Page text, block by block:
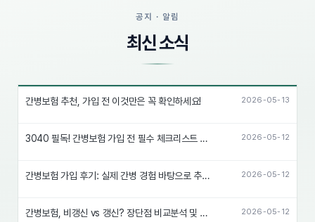
공지 · 알림
최신 소식
2026-05-13
간병보험 추천, 가입 전 이것만은 꼭 확인하세요!
2026-05-12
3040 필독! 간병보험 가입 전 필수 체크리스트 & 추천 상품 비교
2026-05-12
간병보험 가입 후기: 실제 간병 경험 바탕으로 추천하는 이유와 선택 꿀팁
2026-05-12
간병보험, 비갱신 vs 갱신? 장단점 비교분석 및 현명한 선택 가이드